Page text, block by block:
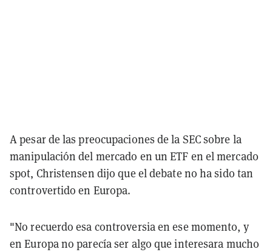
A pesar de las preocupaciones de la SEC sobre la
manipulación del mercado en un ETF en el mercado
spot, Christensen dijo que el debate no ha sido tan
controvertido en Europa.
"No recuerdo esa controversia en ese momento, y
en Europa no parecía ser algo que interesara mucho